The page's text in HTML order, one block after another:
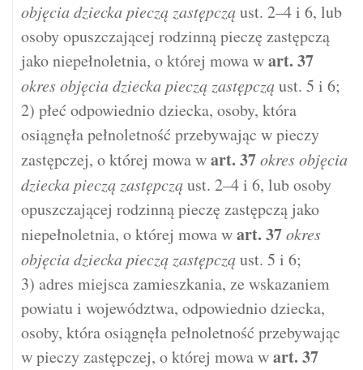
objęcia dziecka pieczą zastępcząust. 2–4 i 6, lub
osoby opuszczającej rodzinną pieczę zastępczą
jako niepełnoletnia, o której mowa wart. 37
okres objęcia dziecka pieczą zastępcząust. 5 i 6;
2) płeć odpowiednio dziecka, osoby, która
osiągnęła pełnoletność przebywając w pieczy
zastępczej, o której mowa wart. 37okres objęcia
dziecka pieczą zastępcząust. 2–4 i 6, lub osoby
opuszczającej rodzinną pieczę zastępczą jako
niepełnoletnia, o której mowa wart. 37okres
objęcia dziecka pieczą zastępcząust. 5 i 6;
3) adres miejsca zamieszkania, ze wskazaniem
powiatu i województwa, odpowiednio dziecka,
osoby, która osiągnęła pełnoletność przebywając
w pieczy zastępczej, o której mowa wart. 37